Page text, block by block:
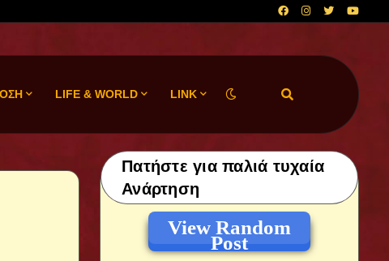
LIFE & WORLD LINK
Πατήστε για παλιά τυχαία
Ανάρτηση
View Random
Post